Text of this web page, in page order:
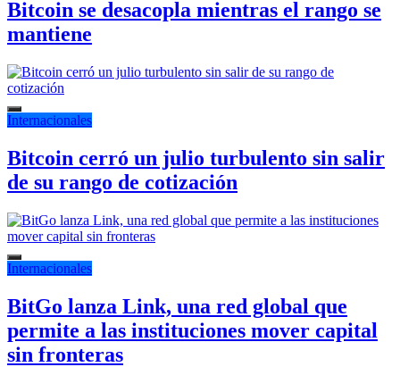
Bitcoin se desacopla mientras el rango se
mantiene
Internacionales
Bitcoin cerró un julio turbulento sin salir
de su rango de cotización
Internacionales
BitGo lanza Link, una red global que
permite a las instituciones mover capital
sin fronteras